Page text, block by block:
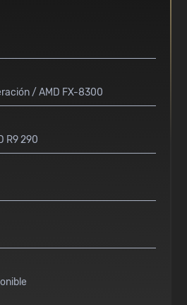
/ AMD FX-8300
R9 290